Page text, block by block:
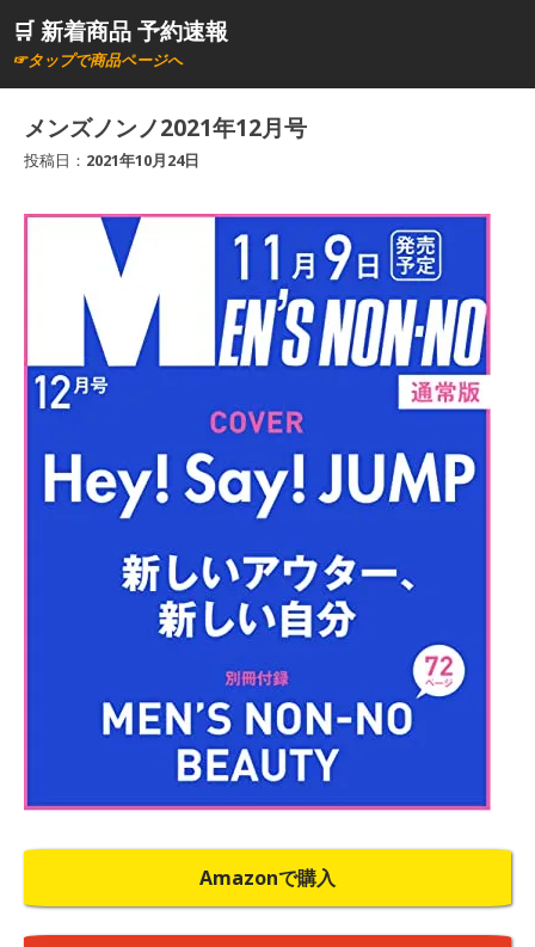
ン🛒 新着商品 予約速報
☞タップで商品ページへ
メンズノンノ2021年12月号
投稿日： 2021年10月24日
Amazonで購入